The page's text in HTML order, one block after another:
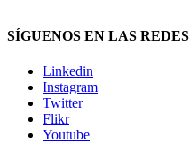
SÍGUENOS EN LAS REDES
Linkedin
Instagram
Twitter
Flikr
Youtube